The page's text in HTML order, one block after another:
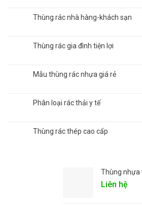
Thùng rác nhà hàng-khách sạn
Thùng rác gia đình tiện lợi
Mẫu thùng rác nhựa giá rẻ
Phân loại rác thải y tế
Thùng rác thép cao cấp
Thùng nhựa
Liên hệ